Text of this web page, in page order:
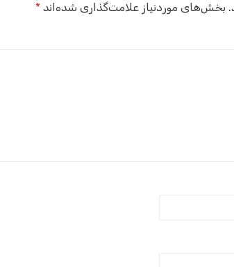
بخش‌های موردنیاز علامت‌گذاری شده‌اند*